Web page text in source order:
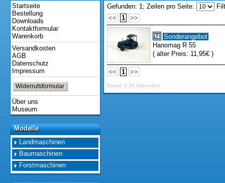
Startseite
Bestellung
Downloads
Kontaktformular
Warenkorb
Versandkosten
AGB
Datenschutz
Impressum
Widerrufsformular
Über uns
Museum
Modelle
Modelle
Landmaschinen
Baumaschinen
Forstmaschinen
Gefunden: 1; Zeilen pro Seite:
<<
1 >>
Sonderangebot
Hanomag R 55
( alter Preis: 11,95€ )
<< 1 >>
Dauer: 0,26 Sekunden